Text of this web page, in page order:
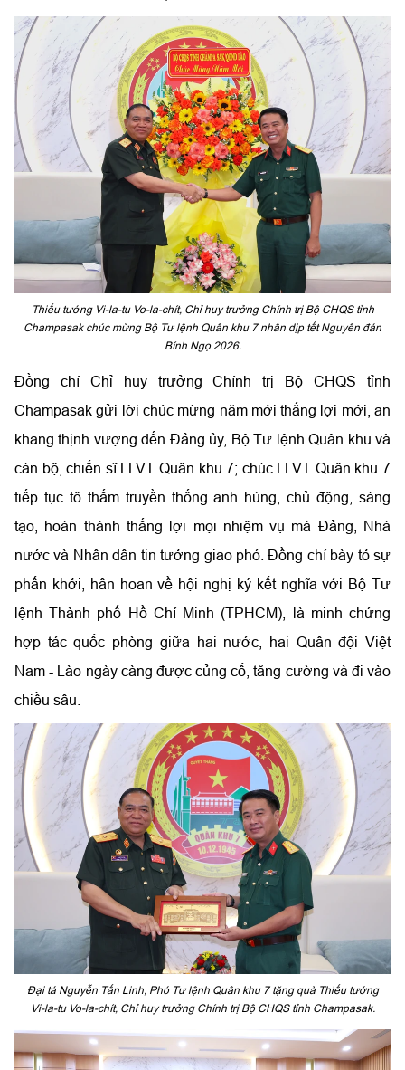
Thiếu tướng Vi-la-tu Vo-la-chít, Chỉ huy trưởng Chính trị Bộ CHQS tỉnh
Champasak chúc mừng Bộ Tư lệnh Quân khu 7 nhân dịp tết Nguyên đán
Bính Ngọ 2026.
Đồng chí Chỉ huy trưởng Chính trị Bộ CHQS tỉnh
Champasak gửi lời chúc mừng năm mới thắng lợi mới, an
khang thịnh vượng đến Đảng ủy, Bộ Tư lệnh Quân khu và
cán bộ, chiến sĩ LLVT Quân khu 7; chúc LLVT Quân khu 7
tiếp tục tô thắm truyền thống anh hùng, chủ động, sáng
tạo, hoàn thành thắng lợi mọi nhiệm vụ mà Đảng, Nhà
nước và Nhân dân tin tưởng giao phó. Đồng chí bày tỏ sự
phấn khởi, hân hoan về hội nghị ký kết nghĩa với Bộ Tư
lệnh Thành phố Hồ Chí Minh (TPHCM), là minh chứng
hợp tác quốc phòng giữa hai nước, hai Quân đội Việt
Nam - Lào ngày càng được củng cố, tăng cường và đi vào
chiều sâu.
Đại tá Nguyễn Tấn Linh, Phó Tư lệnh Quân khu 7 tặng quà Thiếu tướng
Vi-la-tu Vo-la-chít, Chỉ huy trưởng Chính trị Bộ CHQS tỉnh Champasak.